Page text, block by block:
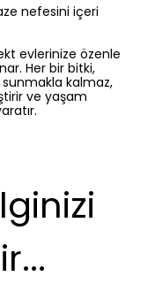
nefesini içeri
evlerinize özenle
Her bir bitki,
kalmaz,
ve yaşam